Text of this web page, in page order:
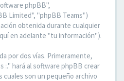
phpBB",
Limited", "phpBB Teams")
obtenida durante cualquier
en adelante "tu información").
por dos vías. Primeramente,
:." hará al software phpBB crear
cuales son un pequeño archivo